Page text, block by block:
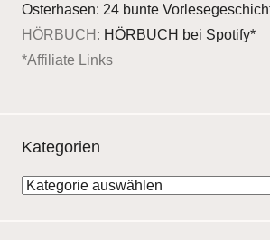
Osterhasen: 24 bunte
HÖRBUCH: HÖRBUCH bei Spotify*
*Affiliate Links
Kategorien
Kategorien